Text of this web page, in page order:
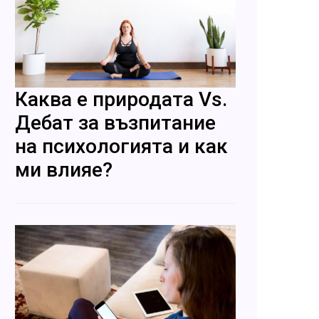
Каква е природата Vs.
Дебат за възпитание
на психологията и как
ми влияе?